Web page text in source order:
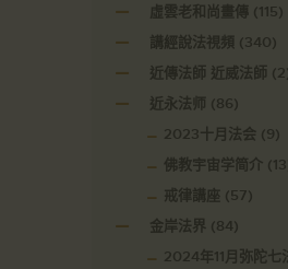
虛雲老和尚畫傳 (115)
講經說法視頻
(340)
近傳法師 近威法師
近永法师 (86)
2023十月法会 (9)
佛教宇宙学简介
戒律講座 (57)
金岸法界 (84)
2024年11月弥陀七